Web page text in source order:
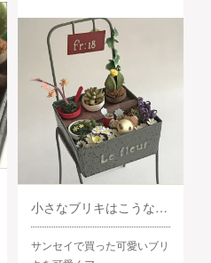
小さなブリキはこうなった（＾＾＊
サンセイで買った可愛いブリ